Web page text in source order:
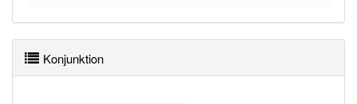
Häufigkeit: 4 von 10
Konjunktion